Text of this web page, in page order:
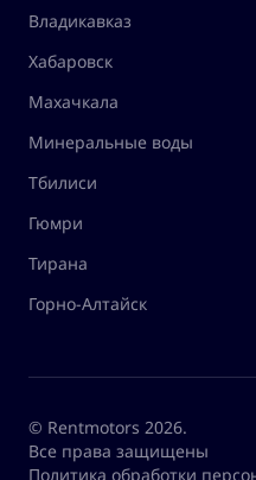
Владикавказ
Хабаровск
Махачкала
Минеральные воды
Тбилиси
Гюмри
Тирана
Горно-Алтайск
© Rentmotors 2026.
Все права защищены
Политика обработки